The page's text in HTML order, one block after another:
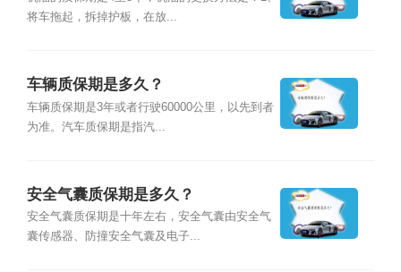
将车拖起，拆掉护板，在放...
车辆质保期是多久？
车辆质保期是3年或者行驶60000公里，以先到者
为准。汽车质保期是指汽...
安全气囊质保期是多久？
安全气囊质保期是十年左右，安全气囊由安全气
囊传感器、防撞安全气囊及电子...